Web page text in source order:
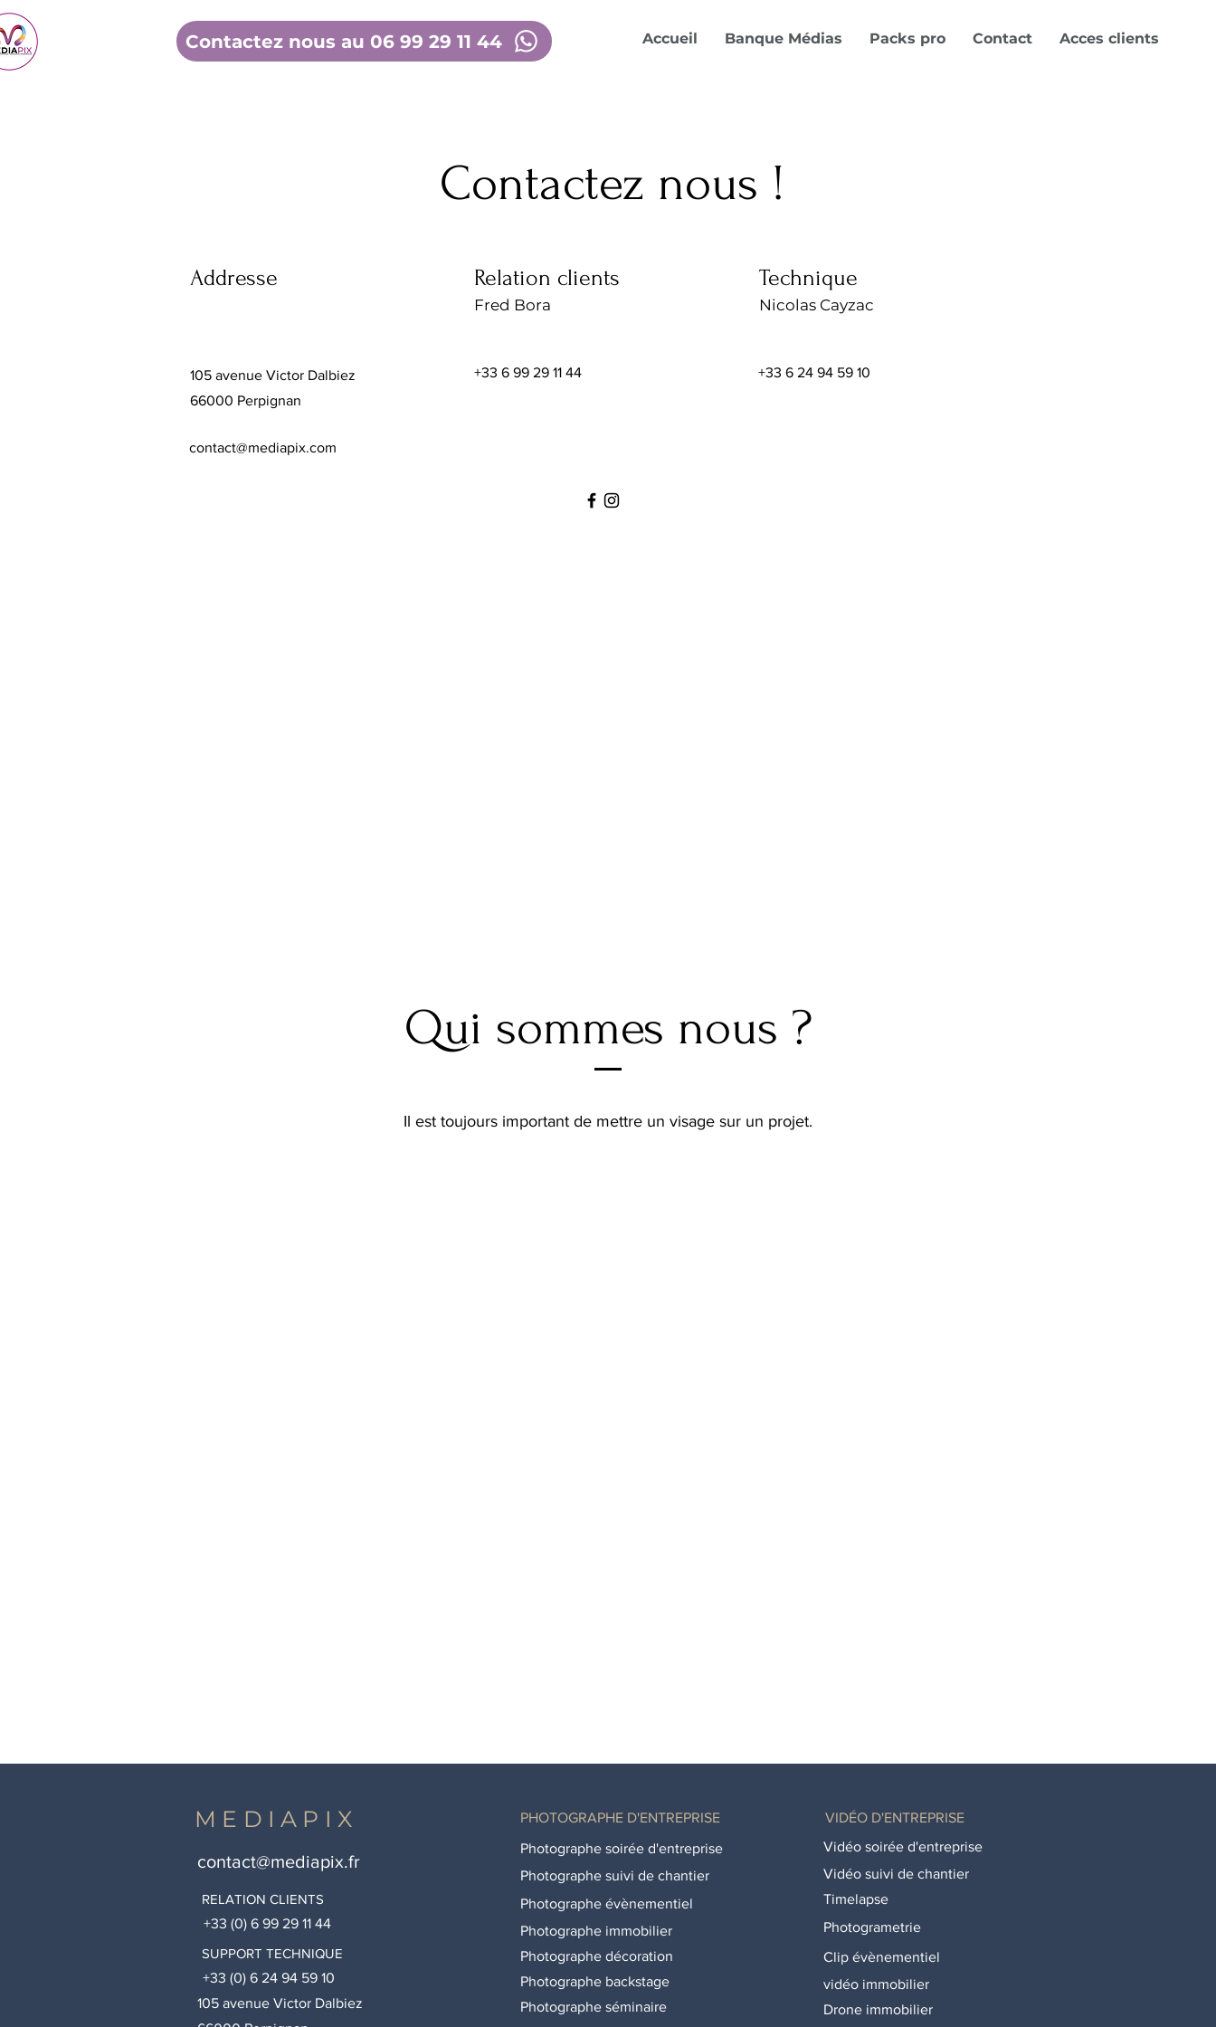
Contactez nous au 06 99 29 11 44 Accueil Banque Médias Packs pro Contact Acces clients
Contactez nous !
Addresse Relation clients
Fred Bora
105 avenue Victor Dalbiez
66000 Perpignan
+33 6 99 29 11 44
Technique
Nicolas Cayzac
+33 6 24 94 59 10
contact@mediapix.com
Qui sommes nous ?
Il est toujours important de mettre un visage sur un projet.
MEDIAPIX
contact@mediapix.fr
RELATION CLIENTS
+33 (0) 6 99 29 11 44
SUPPORT TECHNIQUE
+33 (0) 6 24 94 59 10
105 avenue Victor Dalbiez
PHOTOGRAPHE D'ENTREPRISE
Photographe soirée d'entreprise
Photographe suivi de chantier
Photographe évènementiel
Photographe immobilier
Photographe décoration
Photographe backstage
Photographe séminaire
VIDÉO D'ENTREPRISE
Vidéo soirée d'entreprise
Vidéo suivi de chantier
Timelapse
Photogrametrie
Clip évènementiel
vidéo immobilier
Drone immobilier